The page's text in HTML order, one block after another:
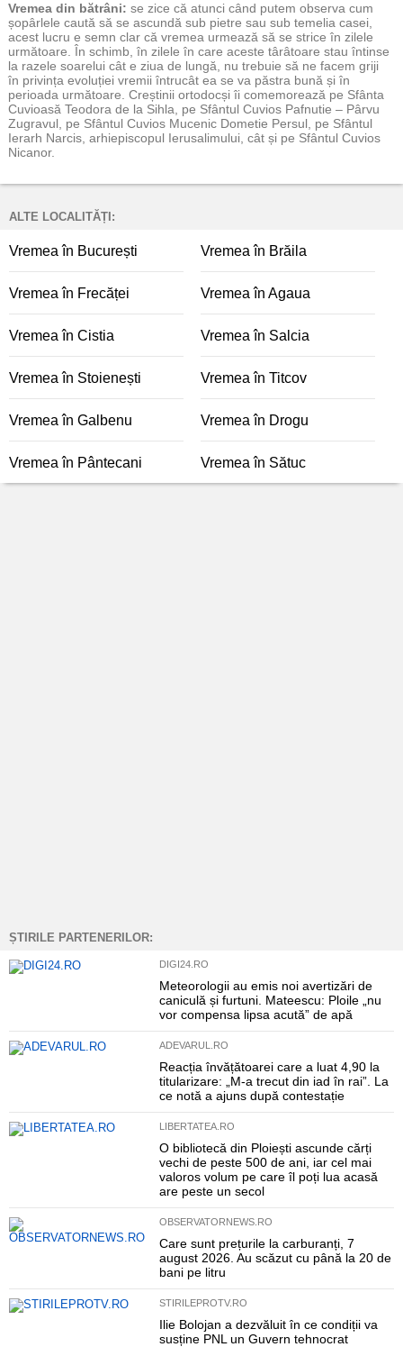
Vremea din bătrâni: se zice că atunci când putem observa cum
șopârlele caută să se ascundă sub pietre sau sub temelia casei,
acest lucru e semn clar că vremea urmează să se strice în zilele
următoare. În schimb, în zilele în care aceste târâtoare stau întinse
la razele soarelui cât e ziua de lungă, nu trebuie să ne facem griji
în privința evoluției vremii întrucât ea se va păstra bună și în
perioada următoare. Creștinii ortodocși îi comemorează pe Sfânta
Cuvioasă Teodora de la Sihla, pe Sfântul Cuvios Pafnutie – Pârvu
Zugravul, pe Sfântul Cuvios Mucenic Dometie Persul, pe Sfântul
Ierarh Narcis, arhiepiscopul Ierusalimului, cât și pe Sfântul Cuvios
Nicanor.
ALTE LOCALITĂȚI:
Vremea în București Vremea în Brăila
Vremea în Frecăței Vremea în Agaua
Vremea în Cistia Vremea în Salcia
Vremea în Stoienești Vremea în Titcov
Vremea în Galbenu Vremea în Drogu
Vremea în Pântecani Vremea în Sătuc
ȘTIRILE PARTENERILOR:
DIGI24.RO
Meteorologii au emis noi avertizări de
caniculă și furtuni. Mateescu: Ploile „nu
vor compensa lipsa acută” de apă
ADEVARUL.RO
Reacția învățătoarei care a luat 4,90 la
titularizare: „M-a trecut din iad în rai”. La
ce notă a ajuns după contestație
LIBERTATEA.RO
O bibliotecă din Ploiești ascunde cărți
vechi de peste 500 de ani, iar cel mai
valoros volum pe care îl poți lua acasă
are peste un secol
OBSERVATORNEWS.RO
Care sunt prețurile la carburanți, 7
august 2026. Au scăzut cu până la 20 de
bani pe litru
STIRILEPROTV.RO
Ilie Bolojan a dezvăluit în ce condiții va
susține PNL un Guvern tehnocrat